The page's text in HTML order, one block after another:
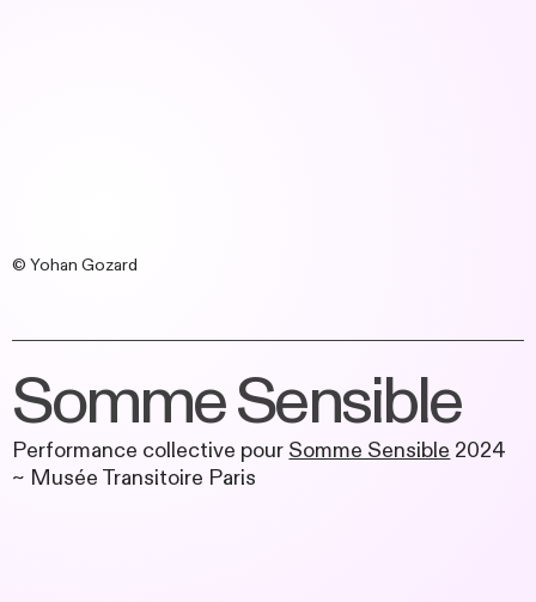
© Yohan Gozard
Somme Sensible
Performance collective pour Somme Sensible 2024
~ Musée Transitoire Paris